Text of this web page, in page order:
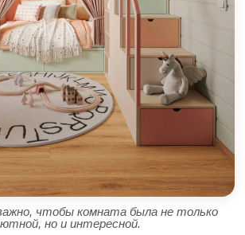
чтобы комната была не только
но и интересной.